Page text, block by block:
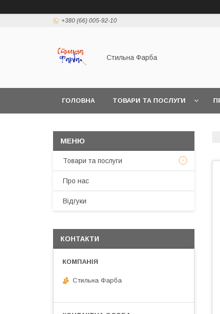
+380 (66) 005-92-10
Стильна Фарба
ГОЛОВНА ТОВАРИ ТА ПОСЛУГИ
Товари та послуги
Про нас
Відгуки
КОНТАКТИ
Стильна Фарба